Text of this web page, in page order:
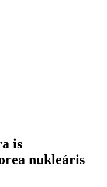
is
nukleáris